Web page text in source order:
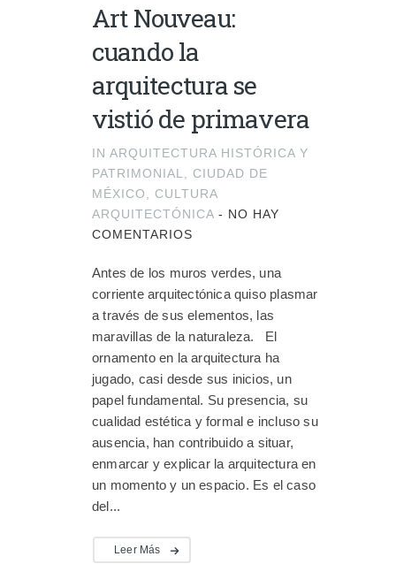
Art Nouveau:
cuando la
arquitectura se
vistió de primavera
IN ARQUITECTURA HISTÓRICA Y
PATRIMONIAL
CIUDAD DE
MÉXICO
CULTURA
ARQUITECTÓNICA - NO HAY
COMENTARIOS
Antes de los muros verdes, una
corriente arquitectónica quiso plasmar
a través de sus elementos, las
maravillas de la naturaleza. El
ornamento en la arquitectura ha
jugado, casi desde sus inicios, un
papel fundamental. Su presencia, su
cualidad estética y formal e incluso su
ausencia, han contribuido a situar,
enmarcar y explicar la arquitectura en
un momento y un espacio. Es el caso
del...
Leer Más